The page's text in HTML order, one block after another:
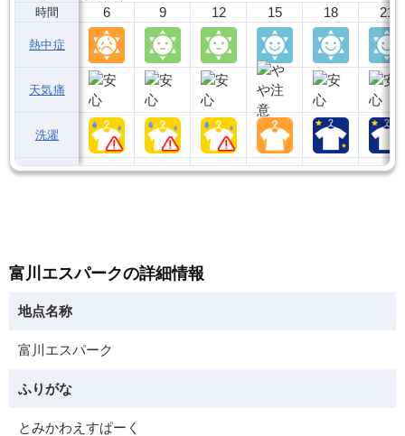
時間
熱中症
天気痛
洗濯
6 9 12 15 18 21
富川エスパークの詳細情報
地点名称
富川エスパーク
ふりがな
とみかわえすぱーく